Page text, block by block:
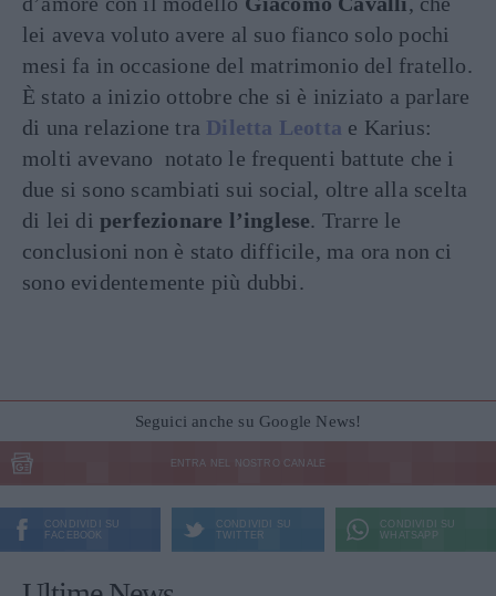
lei aveva voluto avere al suo fianco solo pochi
mesi fa in occasione del matrimonio del fratello.
È stato a inizio ottobre che si è iniziato a parlare
di una relazione tra Diletta Leotta e Karius:
molti avevano notato le frequenti battute che i
due si sono scambiati sui social, oltre alla scelta
di lei di perfezionare l’inglese. Trarre le
conclusioni non è stato difficile, ma ora non ci
sono evidentemente più dubbi.
Seguici anche su Google News!
ENTRA NEL NOSTRO CANALE
CONDIVIDI SU
FACEBOOK
CONDIVIDI SU
TWITTER
CONDIVIDI SU
WHATSAPP